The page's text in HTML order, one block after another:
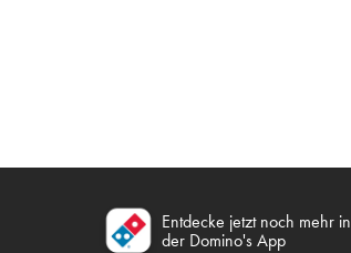
Entdecke jetzt noch mehr in
der Domino's App